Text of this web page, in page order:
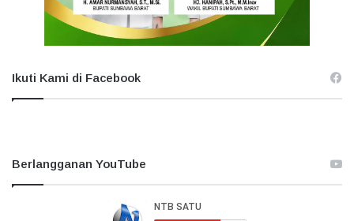
Ikuti Kami di Facebook
Berlangganan YouTube